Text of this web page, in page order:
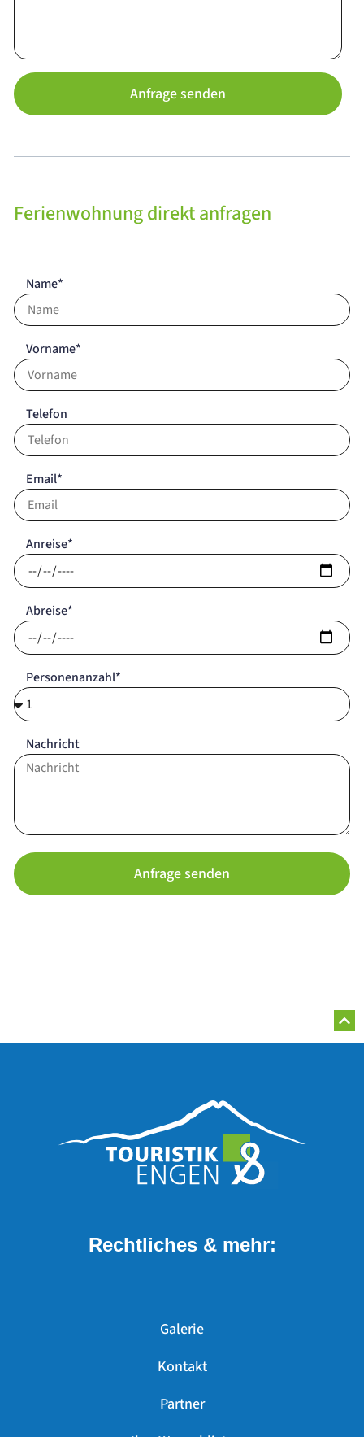
Anfrage senden
Ferienwohnung direkt anfragen
Name*
Vorname*
Telefon
Email*
Anreise*
Abreise*
Personenanzahl*
Nachricht
Anfrage senden
Rechtliches & mehr:
Galerie
Kontakt
Partner